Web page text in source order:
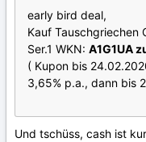
early bird deal,
Kauf Tauschgriechen
Ser.1 WKN: A1G1UA
( Kupon bis
3,65% p.a., dann bis
Und tschüss, cash ist